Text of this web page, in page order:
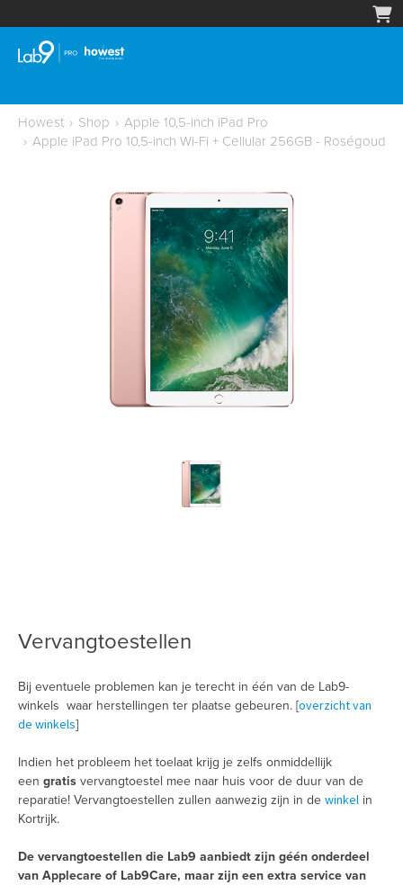
Howest › Shop › Apple 10,5-inch iPad Pro
› Apple iPad Pro 10,5-inch Wi-Fi + Cellular 256GB - Roségoud
Vervangtoestellen
Bij eventuele problemen kan je terecht in één van de Lab9-
winkels waar herstellingen ter plaatse gebeuren. [overzicht van
de winkels]
Indien het probleem het toelaat krijg je zelfs onmiddellijk
een gratis vervangtoestel mee naar huis voor de duur van de
reparatie! Vervangtoestellen zullen aanwezig zijn in de winkel in
Kortrijk.
De vervangtoestellen die Lab9 aanbiedt zijn géén onderdeel
van Applecare of Lab9Care, maar zijn een extra service van